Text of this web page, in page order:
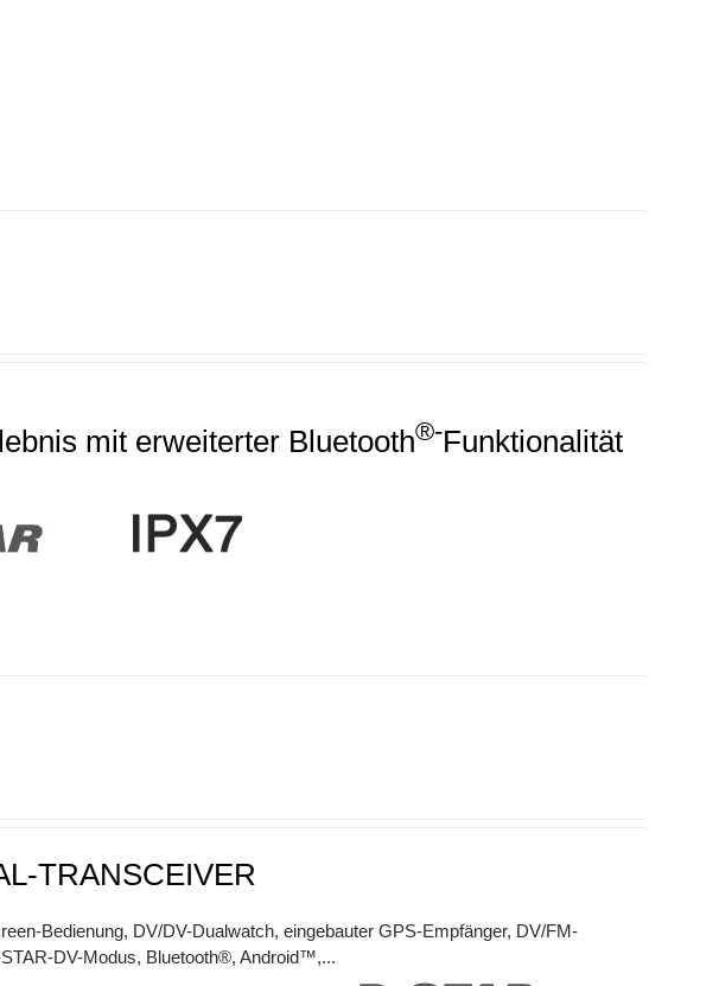
mit erweiterter Bluetooth®-Funktionalität
TRANSCEIVER
Bedienung, DV/DV-Dualwatch, eingebauter GPS-Empfänger, DV/FM-
DV-Modus, Bluetooth®, Android™,...